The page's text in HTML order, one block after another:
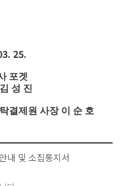
25.
포겟
성 진
결제원 사장 이 순 호
내 및 소집통지서